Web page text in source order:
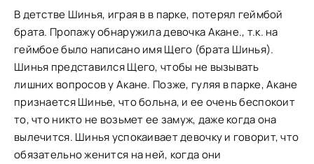
В детстве Шинья, играя в в парке, потерял геймбой
брата. Пропажу обнаружила девочка Акане., т.к. на
геймбое было написано имя Щего (брата Шинья).
Шинья представился Щего, чтобы не вызывать
лишних вопросов у Акане. Позже, гуляя в парке, Акане
признается Шинье, что больна, и ее очень беспокоит
то, что никто не возьмет ее замуж, даже когда она
вылечится. Шинья успокаивает девочку и говорит, что
обязательно женится на ней, когда они